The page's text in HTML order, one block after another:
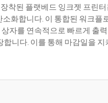
착된 플랫베드 잉크젯 프린
화합니다. 이 통합된 워크플
자를 연속적으로 빠르게 출
합니다. 이를 통해 마감일을